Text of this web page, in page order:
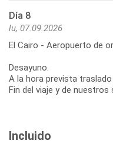
Día 8
lu, 07.09.2026
El Cairo - Aeropuerto de
Desayuno.
A la hora prevista
Fin del viaje y de nuestros
Incluido